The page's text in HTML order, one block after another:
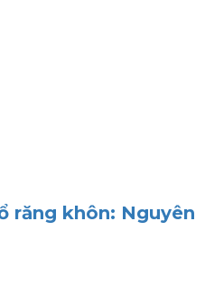
răng khôn: Nguyên